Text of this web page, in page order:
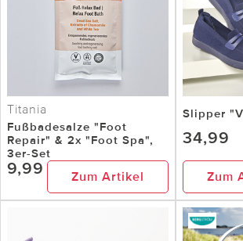
Titania
Fußbadesalze "Foot
Repair" & 2x "Foot Spa",
3er-Set
9,99 Zum Artikel
Slipper
34,99
Zum